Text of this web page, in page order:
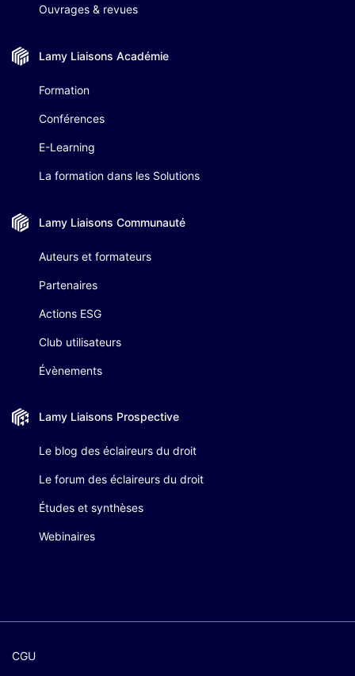
Ouvrages & revues
Lamy Liaisons Académie
Formation
Conférences
E-Learning
La formation dans les Solutions
Lamy Liaisons Communauté
Auteurs et formateurs
Partenaires
Actions ESG
Club utilisateurs
Évènements
Lamy Liaisons Prospective
Le blog des éclaireurs du droit
Le forum des éclaireurs du droit
Études et synthèses
Webinaires
CGU